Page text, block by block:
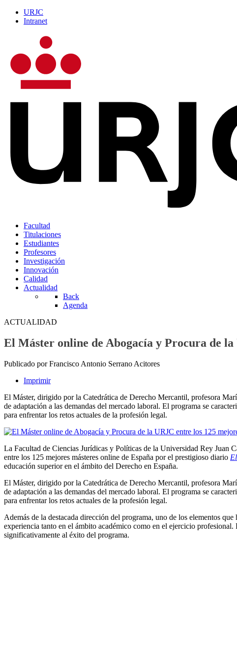
URJC
Intranet
Facultad
Titulaciones
Estudiantes
Profesores
Investigación
Innovación
Calidad
Actualidad
Back
Agenda
ACTUALIDAD
El Máster online de Abogacía y Procura de
Publicado por Francisco Antonio Serrano Acitores
Imprimir
El Máster, dirigido por la Catedrática de Derecho Mercantil, profesora
de adaptación a las demandas del mercado laboral. El programa se
para enfrentar los retos actuales de la profesión legal.
La Facultad de Ciencias Jurídicas y Políticas de la Universidad Rey Juan
entre los 125 mejores másteres online de España por el prestigioso diario
educación superior en el ámbito del Derecho en España.
El Máster, dirigido por la Catedrática de Derecho Mercantil, profesora
de adaptación a las demandas del mercado laboral. El programa se
para enfrentar los retos actuales de la profesión legal.
Además de la destacada dirección del programa, uno de los elementos
experiencia tanto en el ámbito académico como en el ejercicio
significativamente al éxito del programa.